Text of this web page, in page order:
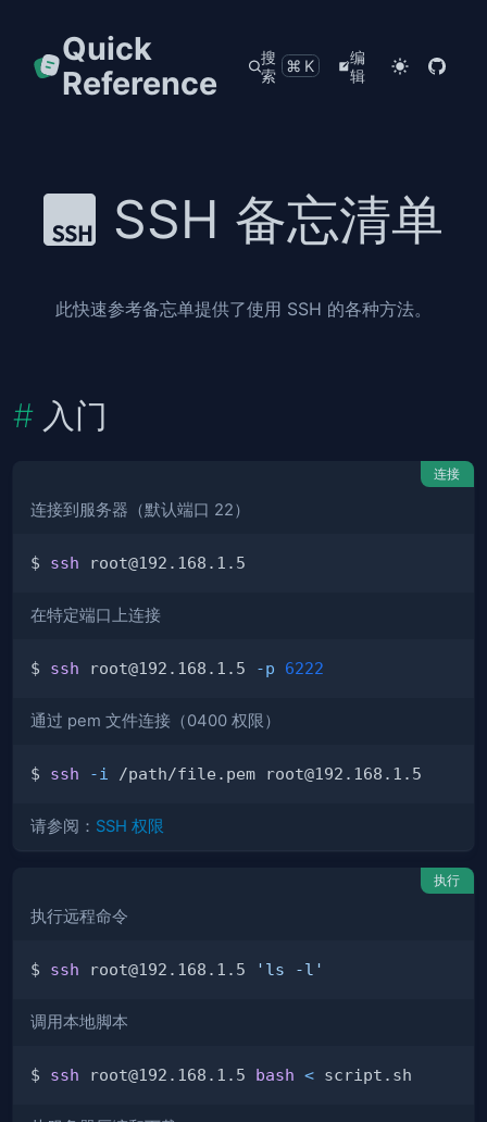
Quick
Reference
搜
索
⌘K
编
辑
SSH 备忘清单
此快速参考备忘单提供了使用 SSH 的各种方法。
入门
连接
连接到服务器（默认端口 22）
$ ssh
在特定端口上连接
$ ssh root@192.168.1.5 -p 6222
通过 pem 文件连接（0400 权限）
$ ssh -i
请参阅： SSH 权限
执行
执行远程命令
$ ssh root@192.168.1.5 'ls -l'
调用本地脚本
$ ssh root@192.168.1.5 bash <